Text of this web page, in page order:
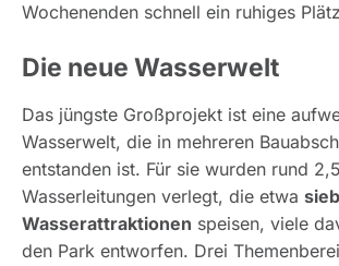
Wochenenden schnell ein ruhiges
Die neue Wasserwelt
Das jüngste Großprojekt ist eine
Wasserwelt, die in mehreren
entstanden ist. Für sie wurden rund
Wasserleitungen verlegt, die etwa
Wasserattraktionen speisen, viele
den Park entworfen. Drei